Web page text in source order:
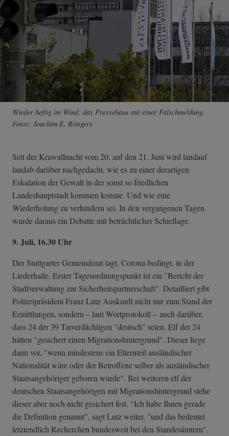
Wieder heftig im Wind: das Pressehaus mit einer Falschmeldung.
Fotos: Joachim E. Röttgers
Seit der Krawallnacht vom 20. auf den 21. Juni wird landauf
landab darüber nachgedacht, wie es zu einer derartigen
Eskalation der Gewalt in der sonst so friedlichen
Landeshauptstadt kommen konnte. Und wie eine
Wiederholung zu verhindern sei. In den vergangenen Tagen
wurde daraus ein Debatte mit beträchtlicher Schieflage.
9. Juli, 16.30 Uhr
Der Stuttgarter Gemeinderat tagt, Corona-bedingt, in der
Liederhalle. Erster Tagesordnungspunkt ist ein "Bericht der
Stadtverwaltung zur Sicherheitspartnerschaft". Detailliert gibt
Polizeipräsident Franz Lutz Auskunft nicht nur zum Stand der
Ermittlungen, sondern – laut Wortprotokoll – auch darüber,
dass 24 der 39 Tatverdächtigen "deutsch" seien. Elf der 24
hätten "gesichert einen Migrationshintergrund". Dieser liege
dann vor, "wenn mindestens ein Elternteil ausländischer
Nationalität wäre oder der Betroffene selber als ausländischer
Staatsangehöriger geboren wurde". Bei weiteren elf der
deutschen Staatsangehörigen mit Migrationshintergrund stehe
dieser aber noch nicht gesichert fest. "Ich habe Ihnen gerade
die Definition genannt", sagt Lutz weiter, "und das bedeutet
letztendlich Recherchen bundesweit bei den Standesämtern".